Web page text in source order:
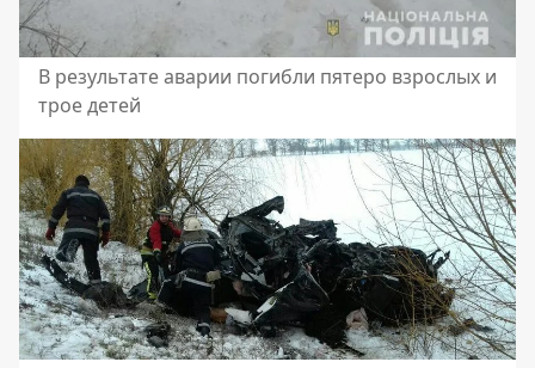
В результате аварии погибли пятеро взрослых и
трое детей